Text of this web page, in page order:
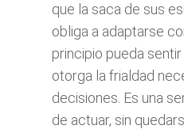
que la saca de sus
obliga a adaptarse
principio pueda
otorga la frialdad
decisiones. Es una
de actuar, sin